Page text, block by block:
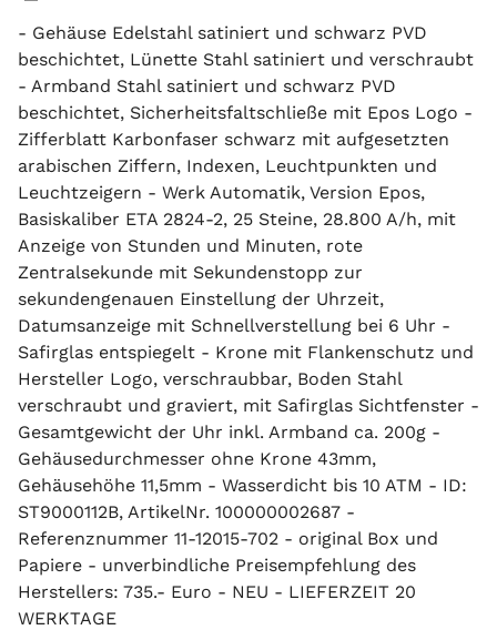
- Gehäuse Edelstahl satiniert und schwarz PVD
beschichtet, Lünette Stahl satiniert und verschraubt
- Armband Stahl satiniert und schwarz PVD
beschichtet, Sicherheitsfaltschließe mit Epos Logo -
Zifferblatt Karbonfaser schwarz mit aufgesetzten
arabischen Ziffern, Indexen, Leuchtpunkten und
Leuchtzeigern - Werk Automatik, Version Epos,
Basiskaliber ETA 2824-2, 25 Steine, 28.800 A/h, mit
Anzeige von Stunden und Minuten, rote
Zentralsekunde mit Sekundenstopp zur
sekundengenauen Einstellung der Uhrzeit,
Datumsanzeige mit Schnellverstellung bei 6 Uhr -
Safirglas entspiegelt - Krone mit Flankenschutz und
Hersteller Logo, verschraubbar, Boden Stahl
verschraubt und graviert, mit Safirglas Sichtfenster -
Gesamtgewicht der Uhr inkl. Armband ca. 200g -
Gehäusedurchmesser ohne Krone 43mm,
Gehäusehöhe 11,5mm - Wasserdicht bis 10 ATM - ID:
ST9000112B, ArtikelNr. 100000002687 -
Referenznummer 11-12015-702 - original Box und
Papiere - unverbindliche Preisempfehlung des
Herstellers: 735.- Euro - NEU - LIEFERZEIT 20
WERKTAGE